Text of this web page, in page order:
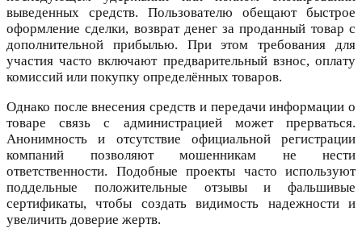
выведенных средств. Пользователю обещают быстрое
оформление сделки, возврат денег за проданный товар с
дополнительной прибылью. При этом требования для
участия часто включают предварительный взнос, оплату
комиссий или покупку определённых товаров.
Однако после внесения средств и передачи информации о
товаре связь с администрацией может прерваться.
Анонимность и отсутствие официальной регистрации
компаний позволяют мошенникам не нести
ответственности. Подобные проекты часто используют
поддельные положительные отзывы и фальшивые
сертификаты, чтобы создать видимость надежности и
увеличить доверие жертв.